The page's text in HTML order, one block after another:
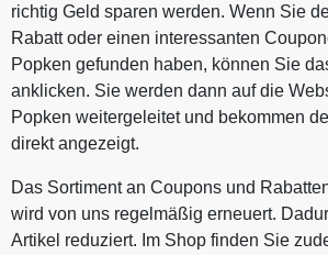
richtig Geld sparen werden. Wenn Sie
Rabatt oder einen interessanten
Popken gefunden haben, können Sie
anklicken. Sie werden dann auf die
Popken weitergeleitet und bekommen
direkt angezeigt.
Das Sortiment an Coupons und
wird von uns regelmäßig erneuert.
Artikel reduziert. Im Shop finden Sie